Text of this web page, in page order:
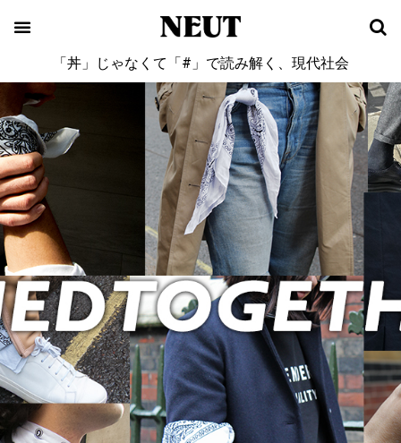
「丼」じゃなくて「#」で読み解く、現代社会